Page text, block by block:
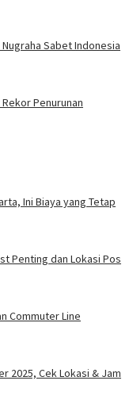
Sabet Indonesia
Penurunan
Ini Biaya yang Tetap
Penting dan Lokasi Pos
Commuter Line
2025, Cek Lokasi & Jam